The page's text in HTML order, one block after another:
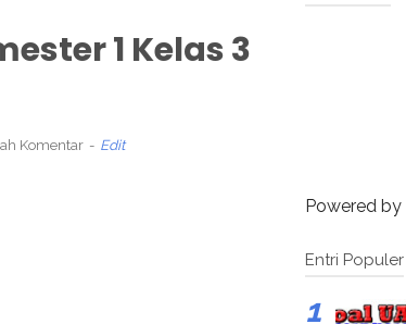
1 Kelas 3
Komentar Edit
Powered by
Entri Populer